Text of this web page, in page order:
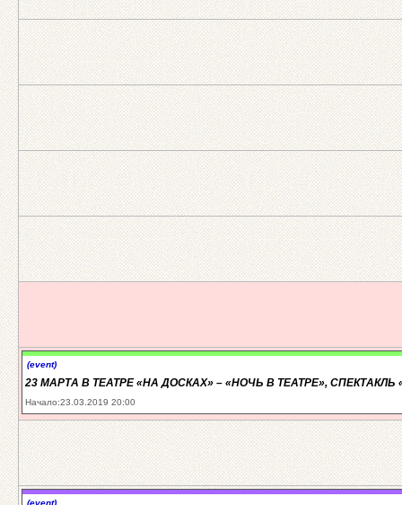
(event)
23 МАРТА В ТЕАТРЕ «НА ДОСКАХ» – «НОЧЬ В ТЕАТРЕ», СПЕКТАКЛЬ
Начало:23.03.2019 20:00
(event)